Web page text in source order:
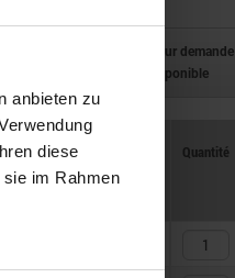
anbieten zu
diese
im Rahmen
Délai de livraison sur demande
Actuellement indisponible
Disponibilité
Prix
Quantité